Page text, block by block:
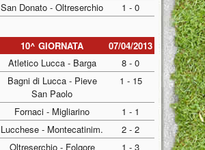
San Donato - Oltreserchio 1 - 0
10^ GIORNATA
07/04/2013
Atletico Lucca - Barga
8 - 0
Bagni di Lucca - Pieve
San Paolo
1 - 15
Fornaci - Migliarino
1 - 1
Lucchese - Montecatinim.
2 - 2
Oltreserchio - Folgore
1 - 3